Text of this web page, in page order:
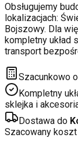
Obsługujemy
lokalizacjach:
Bojszowy. Dla
kompletny układ
transport
Szacunkowo
Kompletny
sklejka i
Dostawa do
Szacowany koszt